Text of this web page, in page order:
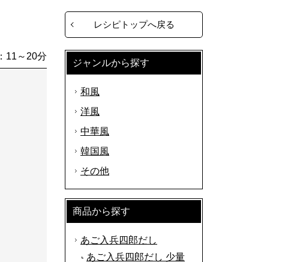
11～20分
レシピトップへ戻る
ジャンルから探す
和風
洋風
中華風
韓国風
その他
商品から探す
あご入兵四郎だし
あご入兵四郎だし 少量